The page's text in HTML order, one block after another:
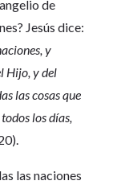
de
Jesús dice:
y
Hijo, y del
las cosas que
los días,
las naciones